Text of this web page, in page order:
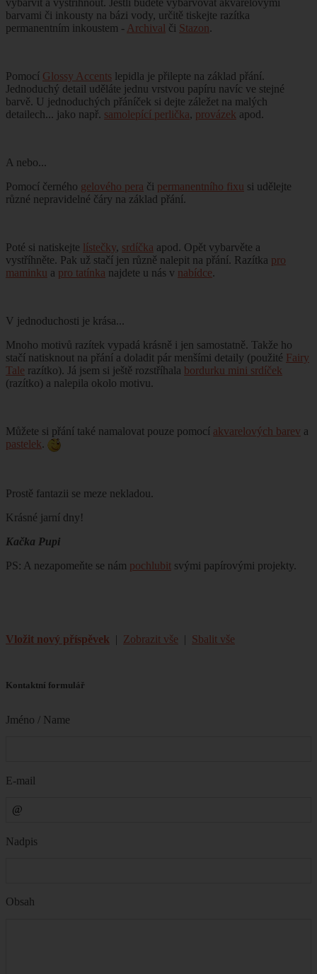
vybarvit a vystříhnout. Jestli budete vybarvovat akvarelovými
barvami či inkousty na bázi vody, určitě tiskejte razítka
permanentním inkoustem - Archival či Stazon.
Pomocí Glossy Accents lepidla je přilepte na základ přání.
Jednoduchý detail uděláte jednu vrstvou papíru navíc ve stejné
barvě. U jednoduchých přáníček si dejte záležet na malých
detailech... jako např. samolepící perlička, provázek apod.
A nebo...
Pomocí černého gelového pera či permanentního fixu si udělejte
různé nepravidelné čáry na základ přání.
Poté si natiskejte lístečky, srdíčka apod. Opět vybarvěte a
vystříhněte. Pak už stačí jen různě nalepit na přání. Razítka pro
maminku a pro tatínka najdete u nás v nabídce.
V jednoduchosti je krása...
Mnoho motivů razítek vypadá krásně i jen samostatně. Takže ho
stačí natisknout na přání a doladit pár menšími detaily (použité Fairy
Tale razítko). Já jsem si ještě rozstříhala bordurku mini srdíček
(razítko) a nalepila okolo motivu.
Můžete si přání také namalovat pouze pomocí akvarelových barev a
pastelek.
Prostě fantazii se meze nekladou.
Krásné jarní dny!
Kačka Pupi
PS: A nezapomeňte se nám pochlubit svými papírovými projekty.
Vložit nový příspěvek | Zobrazit vše | Sbalit vše
Kontaktní formulář
Jméno / Name
E-mail
Nadpis
Obsah